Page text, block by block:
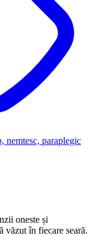
nemtesc, paraplegic
oneste și
văzut în fiecare seară.